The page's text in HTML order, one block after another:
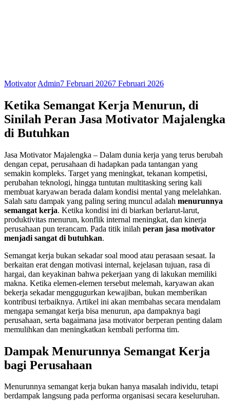
Motivator Admin7 Februari 20267 Februari 2026
Ketika Semangat Kerja Menurun, di
Sinilah Peran Jasa Motivator Majalengka
di Butuhkan
Jasa Motivator Majalengka – Dalam dunia kerja yang terus berubah
dengan cepat, perusahaan di hadapkan pada tantangan yang
semakin kompleks. Target yang meningkat, tekanan kompetisi,
perubahan teknologi, hingga tuntutan multitasking sering kali
membuat karyawan berada dalam kondisi mental yang melelahkan.
Salah satu dampak yang paling sering muncul adalah menurunnya
semangat kerja. Ketika kondisi ini di biarkan berlarut-larut,
produktivitas menurun, konflik internal meningkat, dan kinerja
perusahaan pun terancam. Pada titik inilah peran jasa motivator
menjadi sangat di butuhkan.
Semangat kerja bukan sekadar soal mood atau perasaan sesaat. Ia
berkaitan erat dengan motivasi internal, kejelasan tujuan, rasa di
hargai, dan keyakinan bahwa pekerjaan yang di lakukan memiliki
makna. Ketika elemen-elemen tersebut melemah, karyawan akan
bekerja sekadar menggugurkan kewajiban, bukan memberikan
kontribusi terbaiknya. Artikel ini akan membahas secara mendalam
mengapa semangat kerja bisa menurun, apa dampaknya bagi
perusahaan, serta bagaimana jasa motivator berperan penting dalam
memulihkan dan meningkatkan kembali performa tim.
Dampak Menurunnya Semangat Kerja
bagi Perusahaan
Menurunnya semangat kerja bukan hanya masalah individu, tetapi
berdampak langsung pada performa organisasi secara keseluruhan.